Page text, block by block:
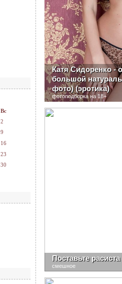
Вс
2
9
16
23
30
Катя Сидоренко -
большой
фото) (эротика)
фотоподборка на 18+
Поставьте
смешное